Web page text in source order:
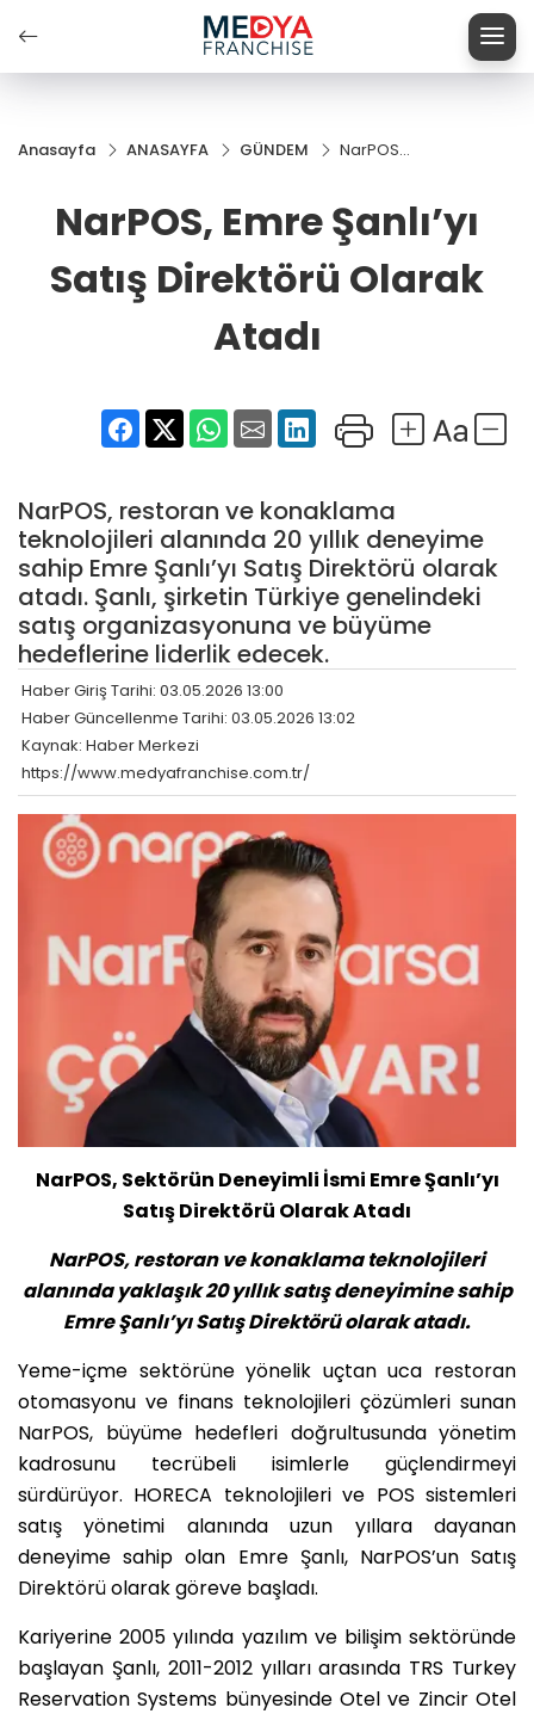
Anasayfa ANASAYFA GÜNDEM
NarPOS,
Satış
Direktörü
Olarak
Atadı
NarPOS, Emre Şanlı’yı
Satış Direktörü Olarak
Atadı
NarPOS, restoran ve konaklama
teknolojileri alanında 20 yıllık deneyime
sahip Emre Şanlı’yı Satış Direktörü olarak
atadı. Şanlı, şirketin Türkiye genelindeki
satış organizasyonuna ve büyüme
hedeflerine liderlik edecek.
Haber Giriş Tarihi: 03.05.2026 13:00
Haber Güncellenme Tarihi: 03.05.2026 13:02
Kaynak: Haber Merkezi
https://www.medyafranchise.com.tr/
NarPOS, Sektörün Deneyimli İsmi Emre Şanlı’yı
Satış Direktörü Olarak Atadı
NarPOS, restoran ve konaklama teknolojileri
alanında yaklaşık 20 yıllık satış deneyimine sahip
Emre Şanlı’yı Satış Direktörü olarak atadı.
Yeme-içme sektörüne yönelik uçtan uca restoran
otomasyonu ve finans teknolojileri çözümleri sunan
NarPOS, büyüme hedefleri doğrultusunda yönetim
kadrosunu tecrübeli isimlerle güçlendirmeyi
sürdürüyor. HORECA teknolojileri ve POS sistemleri
satış yönetimi alanında uzun yıllara dayanan
deneyime sahip olan Emre Şanlı, NarPOS’un Satış
Direktörü olarak göreve başladı.
Kariyerine 2005 yılında yazılım ve bilişim sektöründe
başlayan Şanlı, 2011-2012 yılları arasında TRS Turkey
Reservation Systems bünyesinde Otel ve Zincir Otel